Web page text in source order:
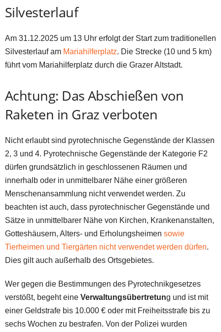
Silvesterlauf
Am 31.12.2025 um 13 Uhr erfolgt der Start zum traditionellen
Silvesterlauf am Mariahilferplatz. Die Strecke (10 und 5 km)
führt vom Mariahilferplatz durch die Grazer Altstadt.
Achtung: Das Abschießen von
Raketen in Graz verboten
Nicht erlaubt sind pyrotechnische Gegenstände der Klassen
2, 3 und 4. Pyrotechnische Gegenstände der Kategorie F2
dürfen grundsätzlich in geschlossenen Räumen und
innerhalb oder in unmittelbarer Nähe einer größeren
Menschenansammlung nicht verwendet werden. Zu
beachten ist auch, dass pyrotechnischer Gegenstände und
Sätze in unmittelbarer Nähe von Kirchen, Krankenanstalten,
Gotteshäusern, Alters- und Erholungsheimen sowie
Tierheimen und Tiergärten nicht verwendet werden dürfen.
Dies gilt auch außerhalb des Ortsgebietes.
Wer gegen die Bestimmungen des Pyrotechnikgesetzes
verstößt, begeht eine Verwaltungsübertretung und ist mit
einer Geldstrafe bis 10.000 € oder mit Freiheitsstrafe bis zu
sechs Wochen zu bestrafen. Von der Polizei wurden